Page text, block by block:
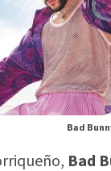
Bad
Bad